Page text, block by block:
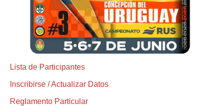
Lista de Participantes
Inscribirse / Actualizar Datos
Reglamento Particular